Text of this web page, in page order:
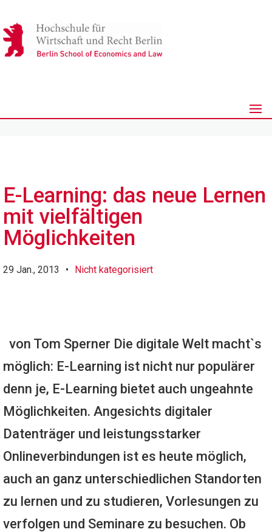
E-Learning: das neue Lernen
mit vielfältigen
Möglichkeiten
29 Jan., 2013 • Nicht kategorisiert
von Tom Sperner Die digitale Welt macht`s
möglich: E-Learning ist nicht nur populärer
denn je, E-Learning bietet auch ungeahnte
Möglichkeiten. Angesichts digitaler
Datenträger und leistungsstarker
Onlineverbindungen ist es heute möglich,
auch an ganz unterschiedlichen Standorten
zu lernen und zu studieren, Vorlesungen zu
verfolgen und Seminare zu besuchen. Ob